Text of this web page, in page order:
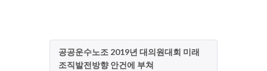
공공운수노조 2019년 대의원대회 미래
조직발전방향 안건에 부쳐